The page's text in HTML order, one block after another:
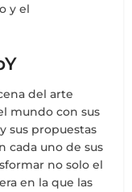
y el
del arte
mundo con sus
sus propuestas
cada uno de sus
no solo el
en la que las